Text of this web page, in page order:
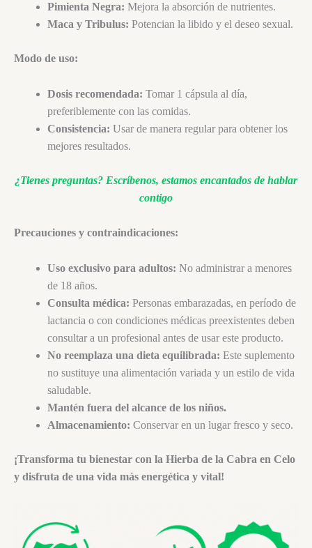
Pimienta Negra: Mejora la absorción de nutrientes.
Maca y Tribulus: Potencian la libido y el deseo sexual.
Modo de uso:
Dosis recomendada: Tomar 1 cápsula al día,
preferiblemente con las comidas.
Consistencia: Usar de manera regular para obtener los
mejores resultados.
¿Tienes preguntas? Escríbenos, estamos encantados de hablar
contigo
Precauciones y contraindicaciones:
Uso exclusivo para adultos: No administrar a menores
de 18 años.
Consulta médica: Personas embarazadas, en período de
lactancia o con condiciones médicas preexistentes deben
consultar a un profesional antes de usar este producto.
No reemplaza una dieta equilibrada: Este suplemento
no sustituye una alimentación variada y un estilo de vida
saludable.
Mantén fuera del alcance de los niños.
Almacenamiento: Conservar en un lugar fresco y seco.
¡Transforma tu bienestar con la Hierba de la Cabra en Celo
y disfruta de una vida más energética y vital!